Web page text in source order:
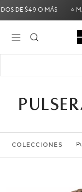
DE $49 O MÁS ⭐
Navigación
COLECCIONES